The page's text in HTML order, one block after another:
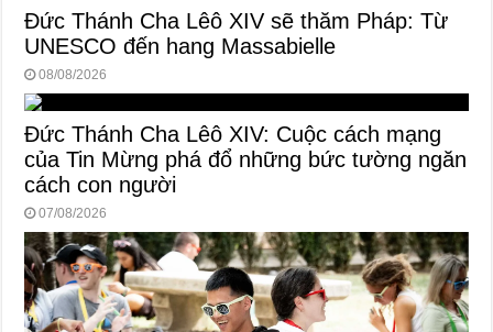
Đức Thánh Cha Lêô XIV sẽ thăm Pháp: Từ
UNESCO đến hang Massabielle
08/08/2026
Đức Thánh Cha Lêô XIV: Cuộc cách mạng
của Tin Mừng phá đổ những bức tường ngăn
cách con người
07/08/2026